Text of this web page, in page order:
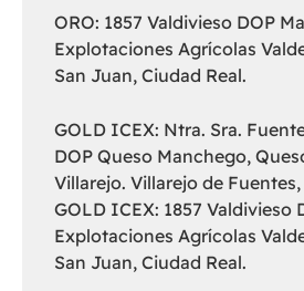
ORO: 1857 Valdivieso DOP
Explotaciones Agrícolas
San Juan, Ciudad Real.
GOLD ICEX: Ntra. Sra.
DOP Queso Manchego,
Villarejo. Villarejo de Fuentes,
GOLD ICEX: 1857 Valdivieso
Explotaciones Agrícolas
San Juan, Ciudad Real.